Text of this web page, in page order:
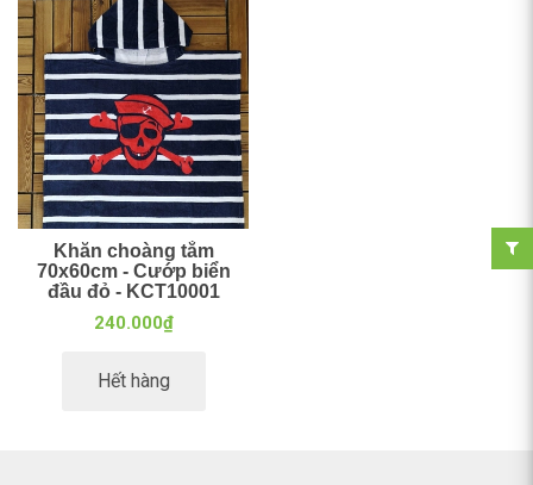
Khăn choàng tắm
70x60cm - Cướp biển
đầu đỏ - KCT10001
240.000₫
Hết hàng